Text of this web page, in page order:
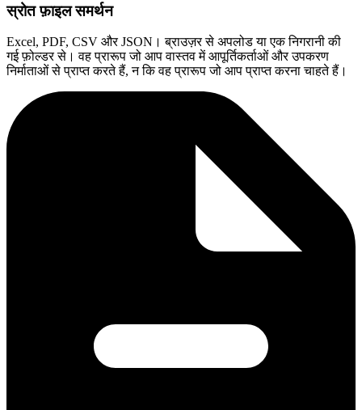
स्रोत फ़ाइल समर्थन
Excel, PDF, CSV और JSON। ब्राउज़र से अपलोड या एक निगरानी की
गई फ़ोल्डर से। वह प्रारूप जो आप वास्तव में आपूर्तिकर्ताओं और उपकरण
निर्माताओं से प्राप्त करते हैं, न कि वह प्रारूप जो आप प्राप्त करना चाहते हैं।